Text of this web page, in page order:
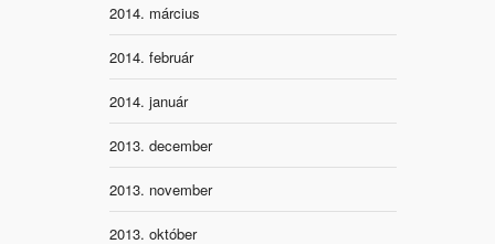
2014. március
2014. február
2014. január
2013. december
2013. november
2013. október